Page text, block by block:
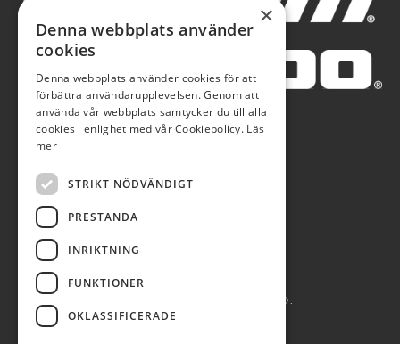
AUTOBLÅ AB 2026. ALL RIGHTS RESERVED.
POWERED BY EMPORI CMS
×
Denna webbplats använder
cookies
Denna webbplats använder cookies för att
förbättra användarupplevelsen. Genom att
använda vår webbplats samtycker du till alla
cookies i enlighet med vår Cookiepolicy. Läs
mer
STRIKT NÖDVÄNDIGT
PRESTANDA
INRIKTNING
FUNKTIONER
OKLASSIFICERADE